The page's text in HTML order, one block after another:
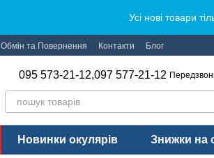
Усі нові товари
Обмін та Повернення Контакти Блог
095 573-21-12,097 577-21-12
Новинки окулярів Знижки на